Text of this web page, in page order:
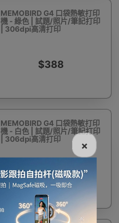
MEMOBIRD G4 口袋熱敏打印
機 - 綠色 | 試題/照片/筆記打印
| 306dpi高清打印
$388
MEMOBIRD G4 口袋熱敏打印
機 - 白色 | 試題/照片/筆記打印
| 306dpi高清打印
$337 $388
×